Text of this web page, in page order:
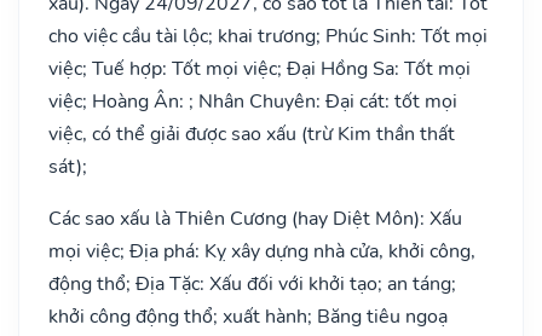
cho việc cầu tài lộc; khai trương; Phúc Sinh: Tốt mọi
việc; Tuế hợp: Tốt mọi việc; Đại Hồng Sa: Tốt mọi
việc; Hoàng Ân: ; Nhân Chuyên: Đại cát: tốt mọi
việc, có thể giải được sao xấu (trừ Kim thần thất
sát);
Các sao xấu là Thiên Cương (hay Diệt Môn): Xấu
mọi việc; Địa phá: Kỵ xây dựng nhà cửa, khởi công,
động thổ; Địa Tặc: Xấu đối với khởi tạo; an táng;
khởi công động thổ; xuất hành; Băng tiêu ngoạ